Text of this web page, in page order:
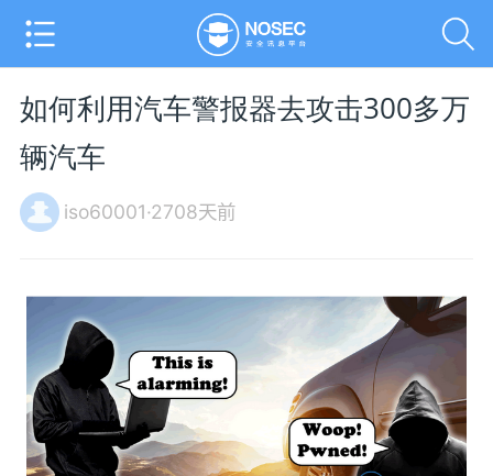
如何利用汽车警报器去攻击300多万
辆汽车
iso60001·2708天前